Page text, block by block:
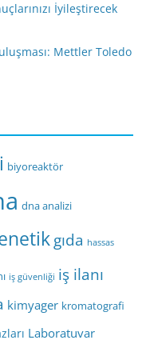
İyileştirecek
Mettler Toledo
biyoreaktör
dna analizi
gıda hassas
iş güvenliği iş ilanı
kimyager kromatografi
Laboratuvar